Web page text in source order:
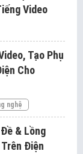
Video
Tạo Phụ
Cho
nghệ
& Lồng
Điện